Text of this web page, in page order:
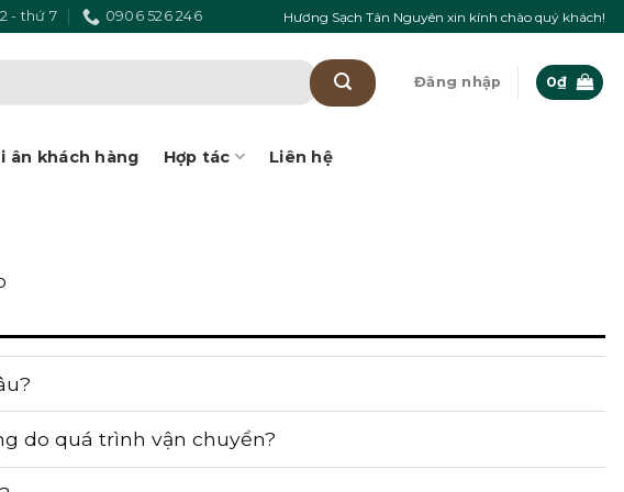
- thứ 7 0906 526 246 Hương Sạch Tân Nguyên xin kính chào quý khách!
Đăng nhập 0₫
ân khách hàng Hợp tác Liên hệ
do quá trình vận chuyển?